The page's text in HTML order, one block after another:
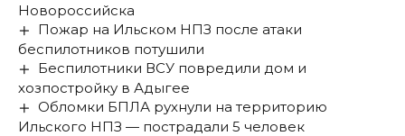
Новороссийска
Пожар на Ильском НПЗ после атаки
беспилотников потушили
Беспилотники ВСУ повредили дом и
хозпостройку в Адыгее
Обломки БПЛА рухнули на территорию
Ильского НПЗ — пострадали 5 человек